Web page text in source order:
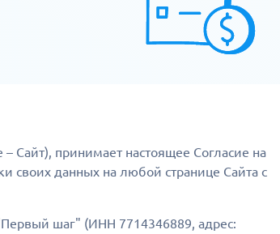
Сайт), принимает настоящее Согласие на
своих данных на любой странице Сайта с
шаг" (ИНН 7714346889, адрес: